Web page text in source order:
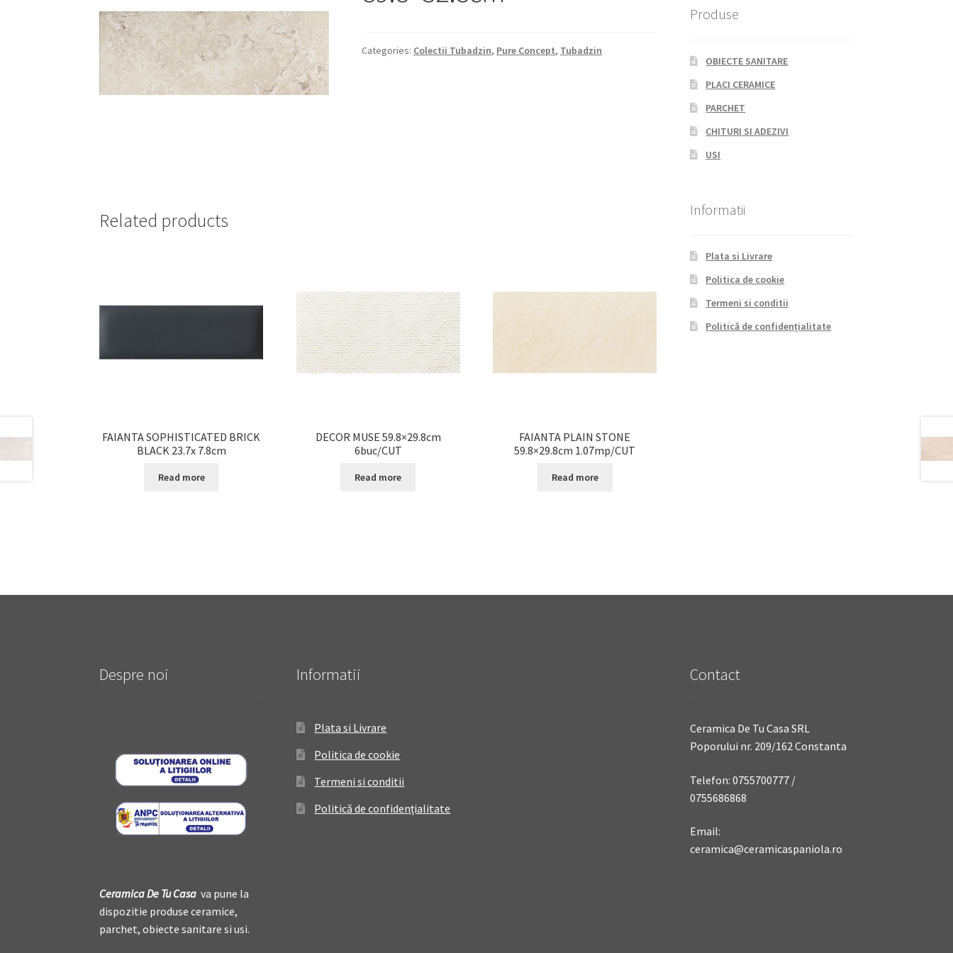
Categories: Colectii Tubadzin, Pure Concept, Tubadzin
Related products
FAIANTA SOPHISTICATED BRICK
BLACK 23.7x 7.8cm
Read more
DECOR MUSE 59.8×29.8cm
6buc/CUT
Read more
FAIANTA PLAIN STONE
59.8×29.8cm 1.07mp/CUT
Read more
Produse
OBIECTE SANITARE
PLACI CERAMICE
PARCHET
CHITURI SI ADEZIVI
USI
Informatii
Plata si Livrare
Politica de cookie
Termeni si conditii
Politică de confidențialitate
Despre noi
Ceramica De Tu Casa va pune la
dispozitie produse ceramice,
parchet, obiecte sanitare si usi.
Informatii
Plata si Livrare
Politica de cookie
Termeni si conditii
Politică de confidențialitate
Contact
Ceramica De Tu Casa SRL
Poporului nr. 209/162 Constanta
Telefon: 0755700777 /
0755686868
Email:
ceramica@ceramicaspaniola.ro